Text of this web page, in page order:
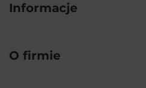
Informacje
O firmie